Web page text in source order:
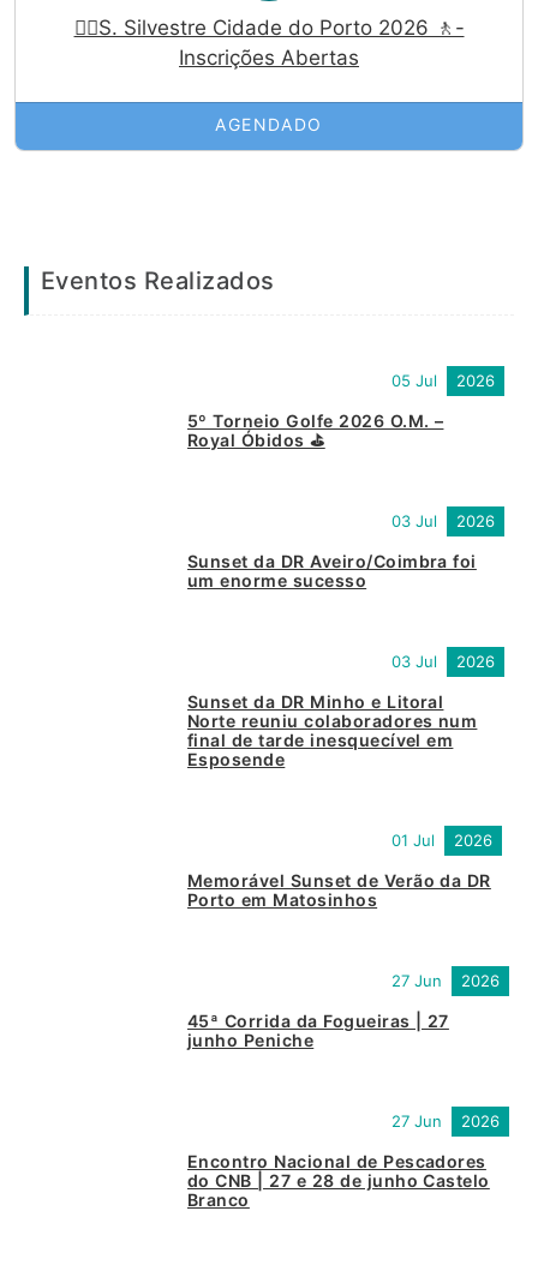
🏃‍♀️S. Silvestre Cidade do Porto 2026 🚶-
Inscrições Abertas
AGENDADO
Eventos Realizados
5º Torneio Golfe 2026 O.M. –
Royal Óbidos ⛳
05 Jul 2026
Sunset da DR Aveiro/Coimbra foi
um enorme sucesso
03 Jul 2026
Sunset da DR Minho e Litoral
Norte reuniu colaboradores num
final de tarde inesquecível em
Esposende
03 Jul 2026
Memorável Sunset de Verão da DR
Porto em Matosinhos
01 Jul 2026
45ª Corrida da Fogueiras | 27
junho Peniche
27 Jun 2026
Encontro Nacional de Pescadores
do CNB | 27 e 28 de junho Castelo
Branco
27 Jun 2026